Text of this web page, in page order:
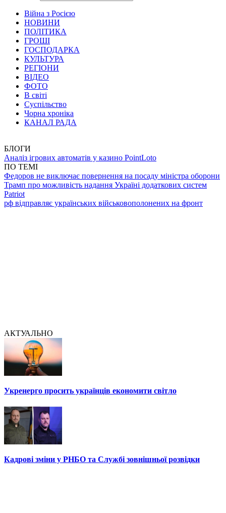
Війна з Росією
НОВИНИ
ПОЛІТИКА
ГРОШІ
ГОСПОДАРКА
КУЛЬТУРА
РЕГІОНИ
ВІДЕО
ФОТО
В світі
Суспільство
Чорна хроніка
КАНАЛ РАДА
БЛОГИ
Аналіз ігрових автоматів у казино PointLoto
ПО ТЕМІ
Федоров не виключає повернення на посаду міністра оборони
Трамп про можливість надання Україні додаткових систем
Patriot
рф відправляє українських військовополонених на фронт
АКТУАЛЬНО
Укренерго просить українців економити світло
Кадрові зміни у РНБО та Службі зовнішньої розвідки